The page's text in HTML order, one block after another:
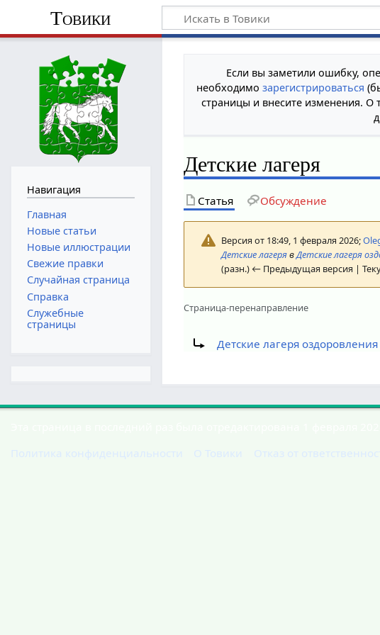
Товики
Если вы заметили ошибку,
необходимозарегистрироваться
страницы и внесите изменения. О
Детские лагеря
Статья Обсуждение
Версия от 18:49, 1 февраля 2026;
Детские лагерявДетские лагеря
(разн.) ← Предыдущая версия |
Страница-перенаправление
Детские лагеря
Навигация
Главная
Новые статьи
Новые иллюстрации
Свежие правки
Случайная страница
Справка
Служебные
страницы